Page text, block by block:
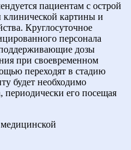
пациентам с острой
клинической картины и
Круглосуточное
персонала
поддерживающие дозы
при своевременном
переходят в стадию
будет необходимо
периодически его посещая
медицинской